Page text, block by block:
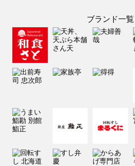
ブランド一覧